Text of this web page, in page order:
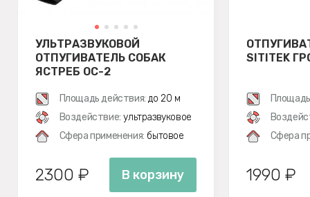
УЛЬТРАЗВУКОВОЙ
ОТПУГИВАТЕЛЬ СОБАК
ЯСТРЕБ ОС-2
Площадь действия: до 20 м
Воздействие: ультразвуковое
Сфера применения: бытовое
2300 ₽ В корзину
SITITEK
Сфера
1990 ₽